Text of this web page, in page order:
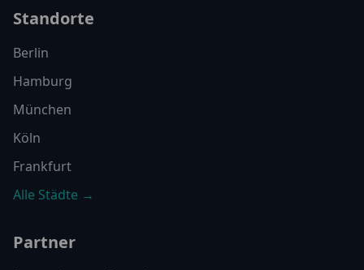
Standorte
Berlin
Hamburg
München
Köln
Frankfurt
Alle Städte →
Partner